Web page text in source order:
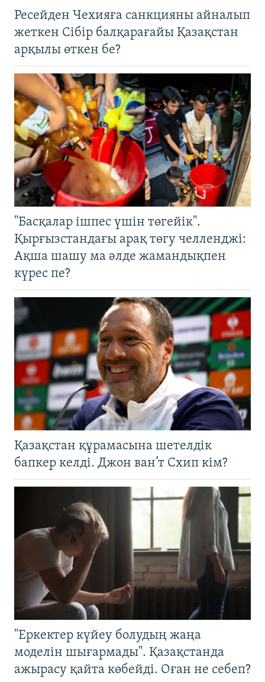
Ресейден Чехияға санкцияны айналып
жеткен Сібір балқарағайы Қазақстан
арқылы өткен бе?
"Басқалар ішпес үшін төгейік".
Қырғызстандағы арақ төгу челленджі:
Ақша шашу ма әлде жамандықпен
күрес пе?
Қазақстан құрамасына шетелдік
бапкер келді. Джон ван’т Схип кім?
"Еркектер күйеу болудың жаңа
моделін шығармады". Қазақстанда
ажырасу қайта көбейді. Оған не себеп?